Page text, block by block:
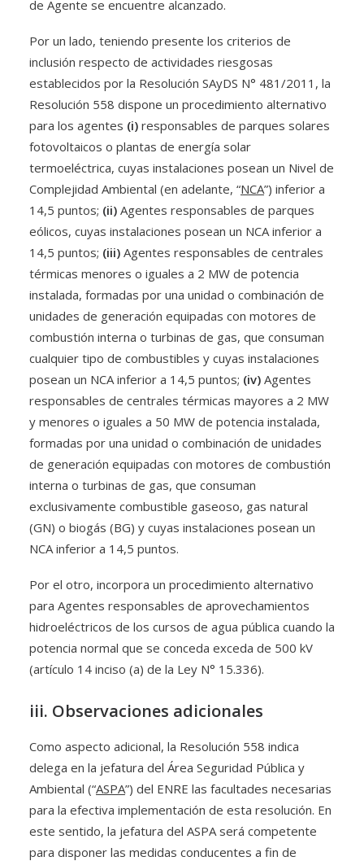
de Agente se encuentre alcanzado.
Por un lado, teniendo presente los criterios de
inclusión respecto de actividades riesgosas
establecidos por la Resolución SAyDS N° 481/2011, la
Resolución 558 dispone un procedimiento alternativo
para los agentes (i) responsables de parques solares
fotovoltaicos o plantas de energía solar
termoeléctrica, cuyas instalaciones posean un Nivel de
Complejidad Ambiental (en adelante, “NCA”) inferior a
14,5 puntos; (ii) Agentes responsables de parques
eólicos, cuyas instalaciones posean un NCA inferior a
14,5 puntos; (iii) Agentes responsables de centrales
térmicas menores o iguales a 2 MW de potencia
instalada, formadas por una unidad o combinación de
unidades de generación equipadas con motores de
combustión interna o turbinas de gas, que consuman
cualquier tipo de combustibles y cuyas instalaciones
posean un NCA inferior a 14,5 puntos; (iv) Agentes
responsables de centrales térmicas mayores a 2 MW
y menores o iguales a 50 MW de potencia instalada,
formadas por una unidad o combinación de unidades
de generación equipadas con motores de combustión
interna o turbinas de gas, que consuman
exclusivamente combustible gaseoso, gas natural
(GN) o biogás (BG) y cuyas instalaciones posean un
NCA inferior a 14,5 puntos.
Por el otro, incorpora un procedimiento alternativo
para Agentes responsables de aprovechamientos
hidroeléctricos de los cursos de agua pública cuando la
potencia normal que se conceda exceda de 500 kV
(artículo 14 inciso (a) de la Ley N° 15.336).
iii. Observaciones adicionales
Como aspecto adicional, la Resolución 558 indica
delega en la jefatura del Área Seguridad Pública y
Ambiental (“ASPA”) del ENRE las facultades necesarias
para la efectiva implementación de esta resolución. En
este sentido, la jefatura del ASPA será competente
para disponer las medidas conducentes a fin de